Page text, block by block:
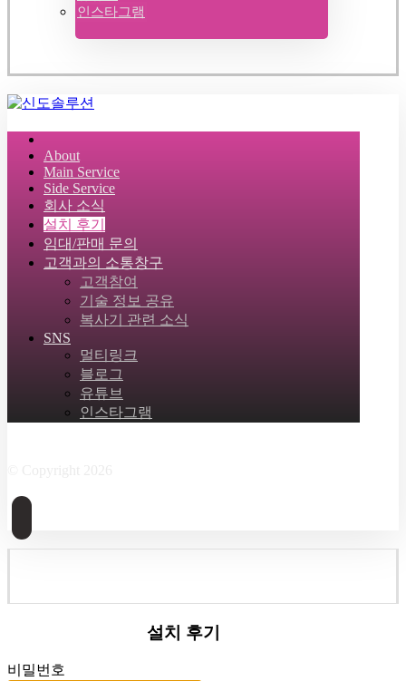
인스타그램
About
Main Service
Side Service
회사 소식
설치 후기
임대/판매 문의
고객과의 소통창구
고객참여
기술 정보 공유
복사기 관련 소식
SNS
멀티링크
블로그
유튜브
인스타그램
설치 후기
비밀번호